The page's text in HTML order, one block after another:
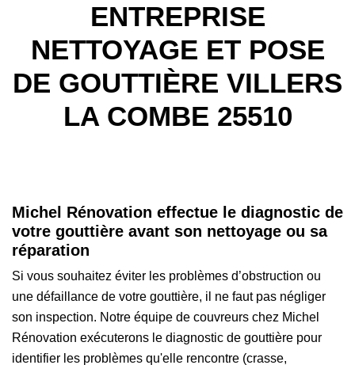
ENTREPRISE
NETTOYAGE ET POSE
DE GOUTTIÈRE VILLERS
LA COMBE 25510
Michel Rénovation effectue le diagnostic de
votre gouttière avant son nettoyage ou sa
réparation
Si vous souhaitez éviter les problèmes d’obstruction ou
une défaillance de votre gouttière, il ne faut pas négliger
son inspection. Notre équipe de couvreurs chez Michel
Rénovation exécuterons le diagnostic de gouttière pour
identifier les problèmes qu'elle rencontre (crasse,